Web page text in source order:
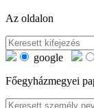
Az oldalon
google
Főegyházmegyei